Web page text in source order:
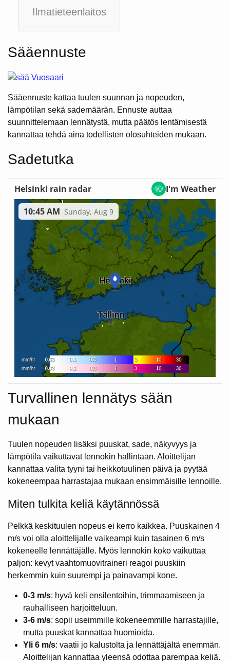
Ilmatieteenlaitos
Sääennuste
Sääennuste kattaa tuulen suunnan ja nopeuden,
lämpötilan sekä sademäärän. Ennuste auttaa
suunnittelemaan lennätystä, mutta päätös lentämisestä
kannattaa tehdä aina todellisten olosuhteiden mukaan.
Sadetutka
Turvallinen lennätys sään
mukaan
Tuulen nopeuden lisäksi puuskat, sade, näkyvyys ja
lämpötila vaikuttavat lennokin hallintaan. Aloittelijan
kannattaa valita tyyni tai heikkotuulinen päivä ja pyytää
kokeneempaa harrastajaa mukaan ensimmäisille lennoille.
Miten tulkita keliä käytännössä
Pelkkä keskituulen nopeus ei kerro kaikkea. Puuskainen 4
m/s voi olla aloittelijalle vaikeampi kuin tasainen 6 m/s
kokeneelle lennättäjälle. Myös lennokin koko vaikuttaa
paljon: kevyt vaahtomuovitraineri reagoi puuskiin
herkemmin kuin suurempi ja painavampi kone.
0-3 m/s: hyvä keli ensilentoihin, trimmaamiseen ja
rauhalliseen harjoitteluun.
3-6 m/s: sopii useimmille kokeneemmille harrastajille,
mutta puuskat kannattaa huomioida.
Yli 6 m/s: vaatii jo kalustolta ja lennättäjältä enemmän.
Aloittelijan kannattaa yleensä odottaa parempaa keliä.